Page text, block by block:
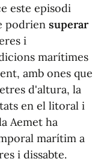
este episodi
podrien superar
i
marítimes
amb ones que
d'altura, la
en el litoral i
Aemet ha
marítim a
i dissabte.